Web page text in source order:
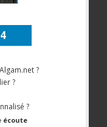
?
?
?
écoute